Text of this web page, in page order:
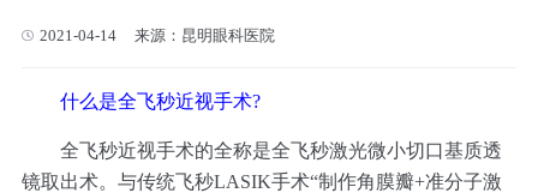
2021-04-14 来源：昆明眼科医院
什么是全飞秒近视手术?
全飞秒近视手术的全称是全飞秒激光微小切口基质透
镜取出术。与传统飞秒LASIK手术“制作角膜瓣+准分子激